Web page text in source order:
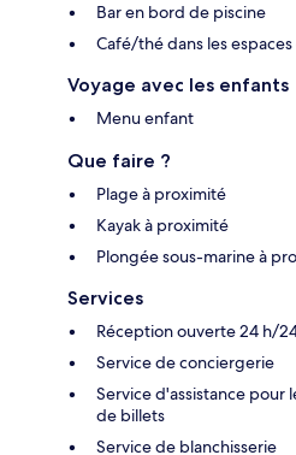
Bar en bord de piscine
Café/thé dans les
Voyage avec les enfants
Menu enfant
Que faire ?
Plage à proximité
Kayak à proximité
Plongée sous-marine à
Services
Réception ouverte 24 h/
Service de conciergerie
Service d'assistance pour
de billets
Service de blanchisserie